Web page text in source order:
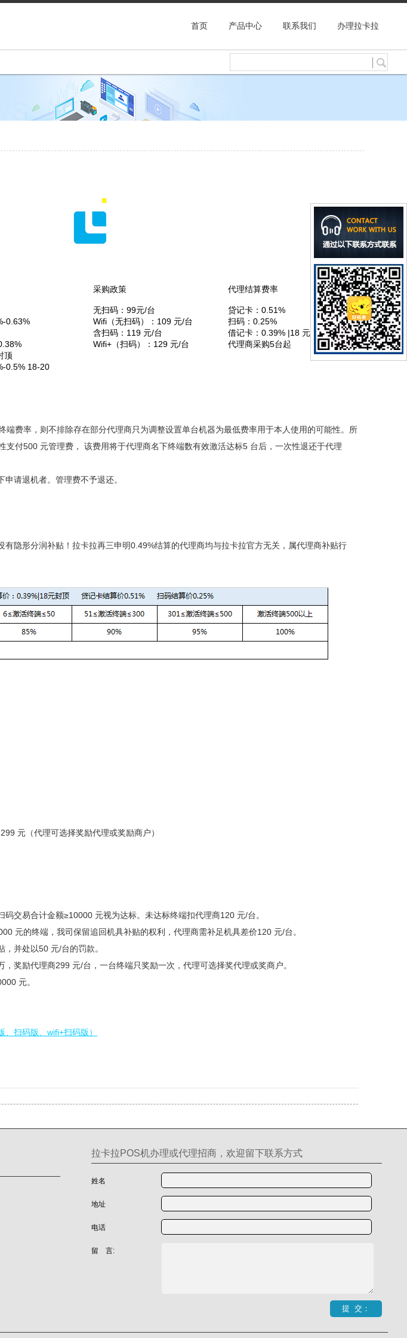
首页 产品中心 联系我们 办理拉卡拉
采购政策 代理结算费率
0.63%
顶
0.5% 18-20
无扫码：99元/台
Wifi（无扫码）：109 元/台
含扫码：119 元/台
Wifi+（扫码）：129 元/台
贷记卡：0.51%
扫码：0.25%
借记卡：0.39% |18 元封顶
代理商采购5台起
端费率，则不排除存在部分代理商只为调整设置单台机器为最低费率用于本人使用的可能性。所
支付500 元管理费， 该费用将于代理商名下终端数有效激活达标5 台后，一次性退还于代理
请退机者。管理费不予退还。
隐形分润补贴！拉卡拉再三申明0.49%结算的代理商均与拉卡拉官方无关，属代理商补贴行
元（代理可选择奖励代理或奖励商户）
交易合计金额≥10000 元视为达标。未达标终端扣代理商120 元/台。
元的终端，我司保留追回机具补贴的权利，代理商需补足机具差价120 元/台。
并处以50 元/台的罚款。
奖励代理商299 元/台，一台终端只奖励一次，代理可选择奖代理或奖商户。
元。
、扫码版、wifi+扫码版）
拉卡拉POS机办理或代理招商，欢迎留下联系方式
姓名
地址
电话
留 言: